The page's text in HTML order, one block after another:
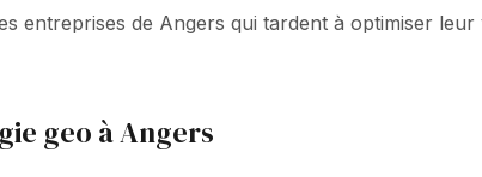
entreprises de Angers qui tardent à optimiser
geo à Angers